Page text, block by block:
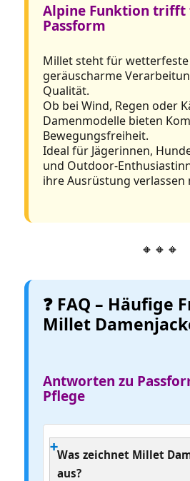
Alpine Funktion trifft
Passform
Millet steht für
geräuscharme
Qualität.
Ob bei Wind, Regen oder
Damenmodelle bieten
Bewegungsfreiheit.
Ideal für Jägerinnen,
und Outdoor-
ihre Ausrüstung verlassen
🔸🔸🔸
❓ FAQ – Häufige
Millet
Antworten zu
Pflege
Was zeichnet Millet
aus?